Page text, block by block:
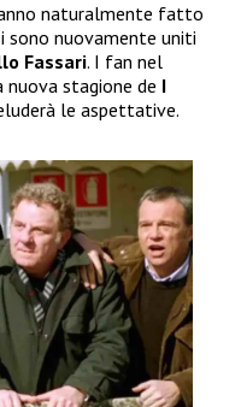
naturalmente fatto
sono nuovamente uniti
Fassari. I fan nel
stagione de I
le aspettative.